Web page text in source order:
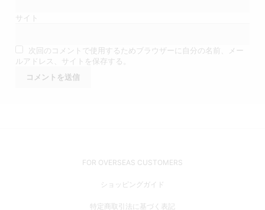
サイト
次回のコメントで使用するためブラウザーに自分の名前、メー
ルアドレス、サイトを保存する。
FOR OVERSEAS CUSTOMERS
ショッピングガイド
特定商取引法に基づく表記